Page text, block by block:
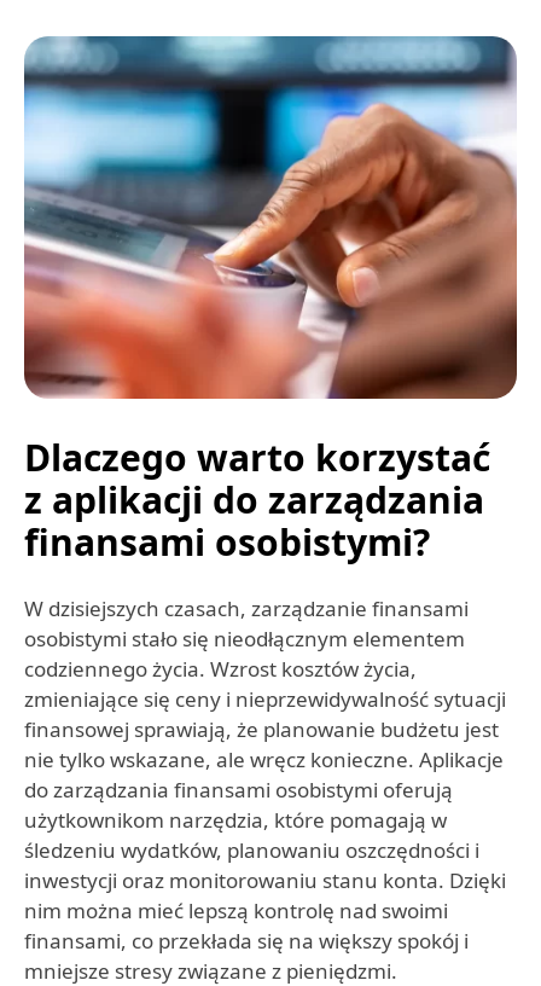
Dlaczego warto korzystać
z aplikacji do zarządzania
finansami osobistymi?
W dzisiejszych czasach, zarządzanie finansami
osobistymi stało się nieodłącznym elementem
codziennego życia. Wzrost kosztów życia,
zmieniające się ceny i nieprzewidywalność sytuacji
finansowej sprawiają, że planowanie budżetu jest
nie tylko wskazane, ale wręcz konieczne. Aplikacje
do zarządzania finansami osobistymi oferują
użytkownikom narzędzia, które pomagają w
śledzeniu wydatków, planowaniu oszczędności i
inwestycji oraz monitorowaniu stanu konta. Dzięki
nim można mieć lepszą kontrolę nad swoimi
finansami, co przekłada się na większy spokój i
mniejsze stresy związane z pieniędzmi.